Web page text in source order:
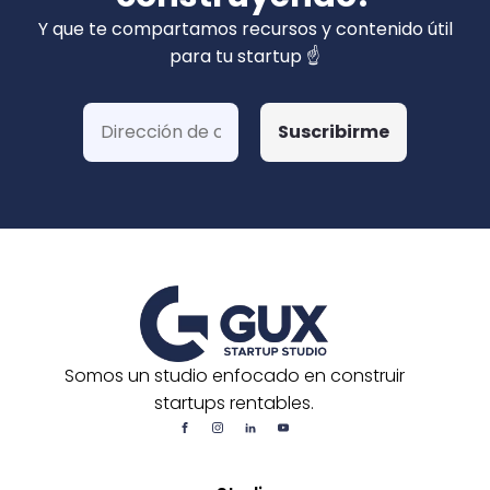
privados). Hemos ganado más de 15 fondos
de Corfo y 3 Startups Chile, además de otras
postulaciones o convocatorias.
Y que te compartamos recursos y contenido útil
para tu startup ☝️
Somos un studio enfocado en construir
startups rentables.